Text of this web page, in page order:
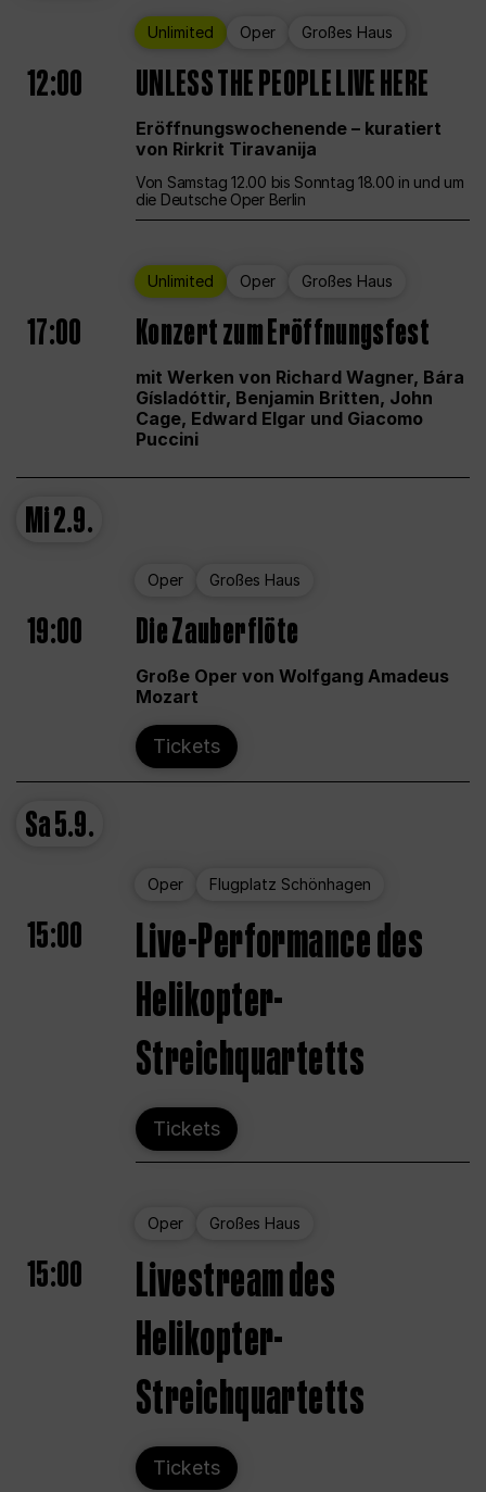
Unlimited Oper Großes Haus
12:00 UNLESS THE PEOPLE LIVE HERE
Eröffnungswochenende – kuratiert
von Rirkrit Tiravanija
Von Samstag 12.00 bis Sonntag 18.00 in und um
die Deutsche Oper Berlin
Unlimited Oper Großes Haus
17:00 Konzert zum Eröffnungsfest
mit Werken von Richard Wagner, Bára
Gísladóttir, Benjamin Britten, John
Cage, Edward Elgar und Giacomo
Puccini
Mi2.9.
Oper Großes Haus
19:00 Die Zauberflöte
Große Oper von Wolfgang Amadeus
Mozart
Tickets
Sa5.9.
Oper Flugplatz Schönhagen
15:00
Live-Performance des
Helikopter-
Streichquartetts
Tickets
Oper Großes Haus
15:00
Livestream des
Helikopter-
Streichquartetts
Tickets